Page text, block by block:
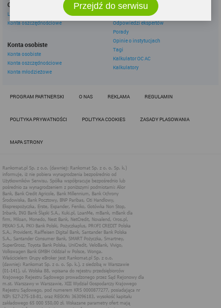
Oszczędzanie
Lokaty
Konta oszczędnościowe
Konta osobiste
Konta osobiste
Konta oszczędnościowe
Konta młodzieżowe
eBroker Ekstra
Odpowiedzi ekspertów
Porady
Opinie o instytucjach
Tagi
Kalkulator OC AC
Kalkulatory
PROGRAM PARTNERSKI O NAS REKLAMA REGULAMIN
POLITYKA PRYWATNOŚCI POLITYKA COOKIES ZASADY PLASOWANIA
MAPA STRONY
Zakres wykorzystywania plików cookies możliwy jest do
określenia w ustawieniach przeglądarki każdego użytkownika. Bez
wprowadzenia zmian ustawień, informacje w plikach cookies mogą
być zapisywane w pamięci Twojego urządzenia.
Administratorem danych pozyskiwanych w technologii cookies jest
spółka Rankomat.pl Sp. z o.o. (dawniej: Rankomat Sp. z o. o. Sp.
k.) z siedzibą w Warszawie, ul. Wolska 88, 01 - 141 Warszawa.
Możesz jako użytkownik w każdym czasie skontaktować się z
administratorem pod adresem bok@ebroker.pl, jak również wyrazić
obowiązującym prawem (zgodnie z tzw. RODO) w ramach tzw.
dostosowanie usług, świadczonych w ramach serwisu do potrzeb
Polityka Cookies serwisów
internetowych spółki Rankomat.pl Sp. z
o.o. (dawniej: Rankomat Sp. z o. o. Sp.
k.)
Rankomat.pl Sp. z o.o. (dawniej: Rankomat Sp. z o. o. Sp. k.), z
siedzibą w Warszawie (01-141), ul. Wolska 88, wpisana do rejestru
przedsiębiorców Krajowego Rejestru Sądowego prowadzonego
przez Sąd Rejonowy dla m.st. Warszawy w Warszawie, XIII
Wydział Gospodarczy Krajowego Rejestru Sądowego, pod
numerem KRS 0000877277, posiadająca nr NIP: 527-275-18-81,
oraz REGON: 363096183, zwana dalej "Rankomat" wykorzystuje
na swoich stronach internetowych technologię "cookies".
Zasady wykorzystania informacji dostarczonych przez
użytkownika w ramach technologii cookies w trakcie korzystania
ze stron internetowych i Rankomat określa niniejszy dokument.
Przejdź do serwisu